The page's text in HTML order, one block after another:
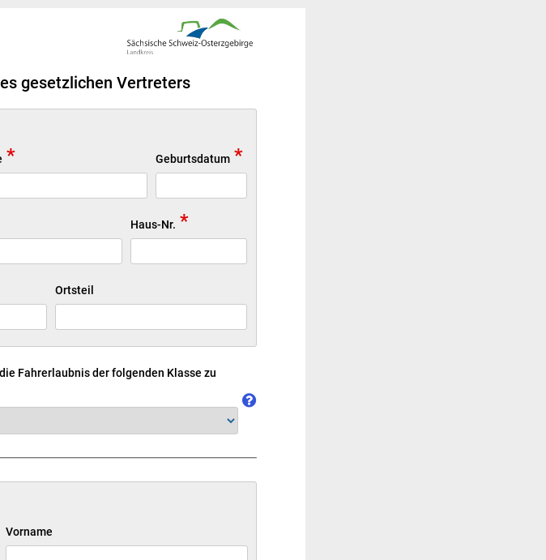
gesetzlichen Vertreters
* Geburtsdatum *
Haus-Nr. *
Ortsteil
Fahrerlaubnis der folgenden Klasse zu
Vorname